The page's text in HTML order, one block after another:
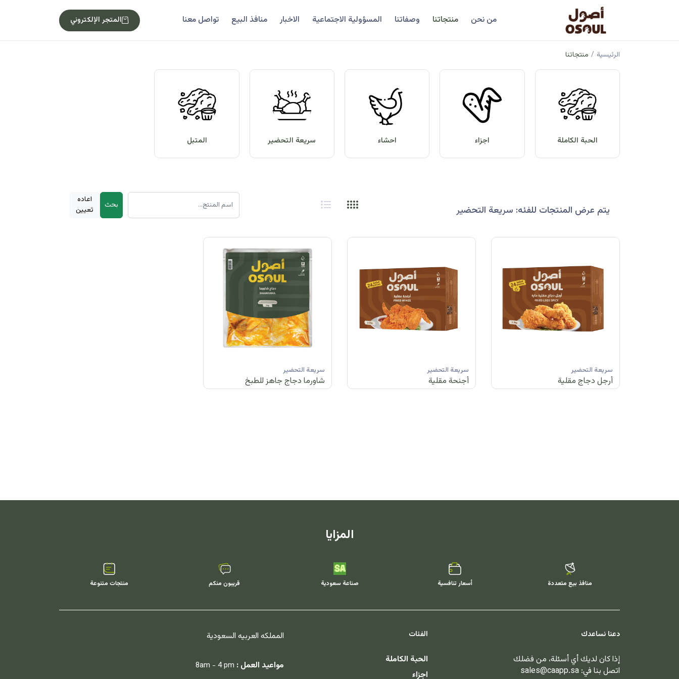
من نحن منتجاتنا وصفاتنا المسؤولية الاجتماعية الاخبار منافذ البيع تواصل معنا المتجر الإلكتروني
الرئيسية / منتجاتنا
الحبة الكاملة اجزاء احشاء سريعة التحضير المتبل
يتم عرض المنتجات للفئه: سريعة التحضير بحث
اعاده
تعيين
سريعة التحضير
أرجل دجاج مقلية
سريعة التحضير
أجنحة مقلية
سريعة التحضير
شاورما دجاج جاهز للطبخ
المزايا
منافذ بيع متعددة أسعار تنافسية صناعة سعودية قريبون منكم منتجات متنوعة
دعنا نساعدك
إذا كان لديك أي أسئلة، من فضلك
اتصل بنا في: sales@caapp.sa
الفئات
الحبة الكاملة
اجزاء
المملكه العربيه السعودية
مواعيد العمل : 8am - 4 pm